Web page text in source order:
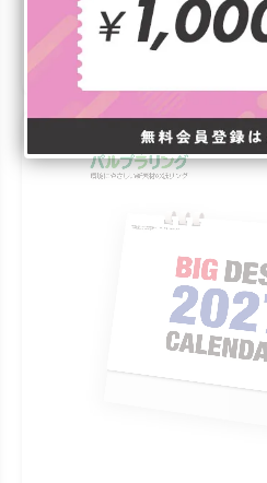
罫線入りのメモ欄や前後月も付
ます。